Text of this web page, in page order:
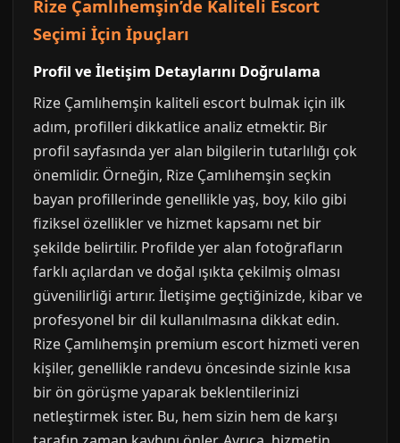
Rize Çamlıhemşin’de Kaliteli Escort
Seçimi İçin İpuçları
Profil ve İletişim Detaylarını Doğrulama
Rize Çamlıhemşin kaliteli escort bulmak için ilk
adım, profilleri dikkatlice analiz etmektir. Bir
profil sayfasında yer alan bilgilerin tutarlılığı çok
önemlidir. Örneğin, Rize Çamlıhemşin seçkin
bayan profillerinde genellikle yaş, boy, kilo gibi
fiziksel özellikler ve hizmet kapsamı net bir
şekilde belirtilir. Profilde yer alan fotoğrafların
farklı açılardan ve doğal ışıkta çekilmiş olması
güvenilirliği artırır. İletişime geçtiğinizde, kibar ve
profesyonel bir dil kullanılmasına dikkat edin.
Rize Çamlıhemşin premium escort hizmeti veren
kişiler, genellikle randevu öncesinde sizinle kısa
bir ön görüşme yaparak beklentilerinizi
netleştirmek ister. Bu, hem sizin hem de karşı